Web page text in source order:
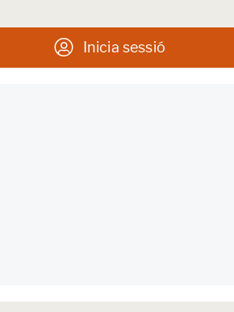
Inicia sessió